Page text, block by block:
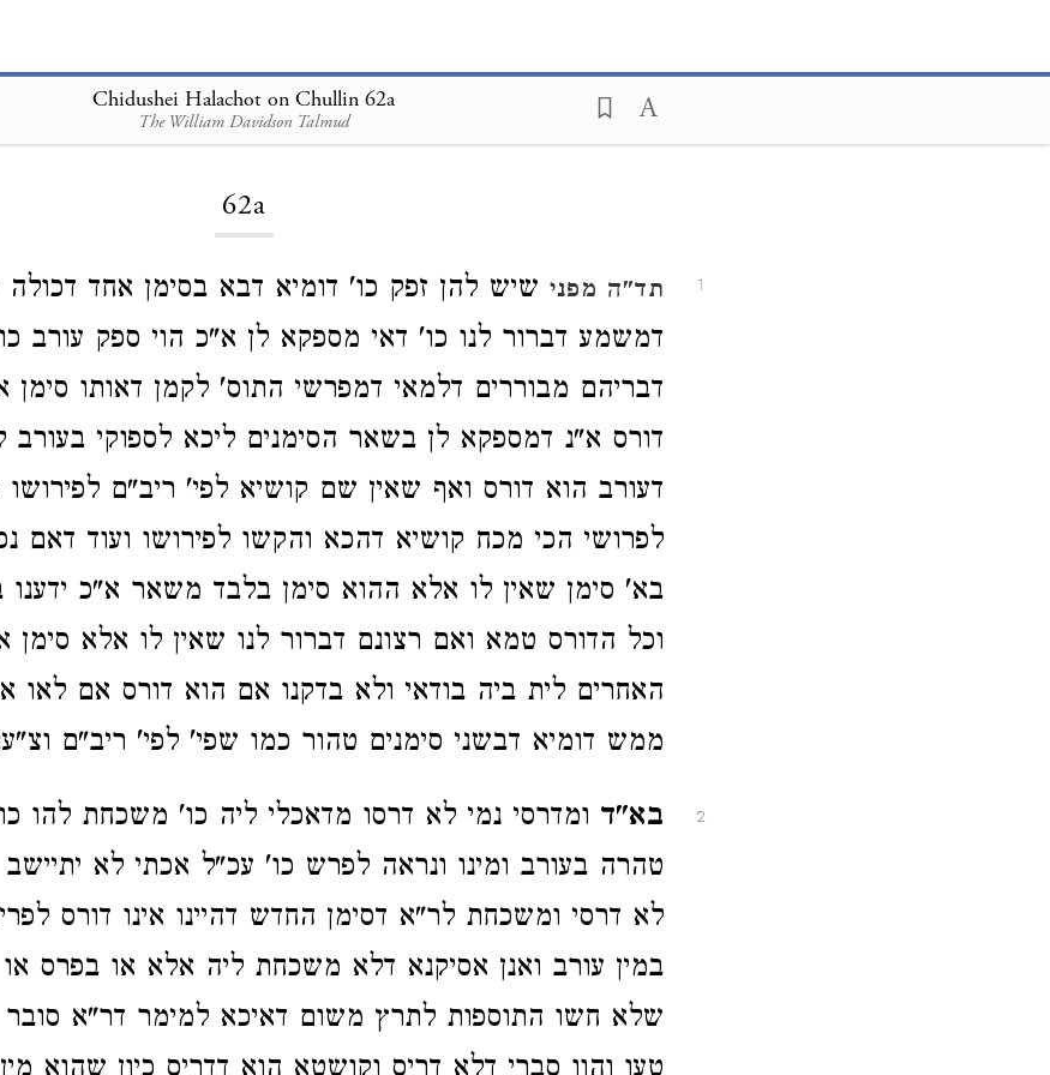
Chidushei Halachot on Chullin 62a
The William Davidson Talmud
Loading...
62a
1 תד"ה מפני שיש להן זפק כו' דומיא דבא בסימן אחד
דמשמע דברור לנו כו' דאי מספקא לן א"כ הוי ספק עורב
דבריהם מבוררים דלמאי דמפרשי התוס' לקמן דאותו סימן א'
דורס א"נ דמספקא לן בשאר הסימנים ליכא לספוקי בעורב
דעורב הוא דורס ואף שאין שם קושיא לפי' ריב"ם
לפרושי הכי מכח קושיא דהכא והקשו לפירושו ועוד דאם
בא' סימן שאין לו אלא ההוא סימן בלבד משאר א"כ ידענו
וכל הדורס טמא ואם רצונם דברור לנו שאין לו אלא סימן
האחרים לית ביה בודאי ולא בדקנו אם הוא דורס אם לאו
ממש דומיא דבשני סימנים טהור כמו שפי' לפי' ריב"ם
2 בא"ד ומדרסי נמי לא דרסו מדאכלי ליה כו' משכחת להו
טהרה בעורב ומינו ונראה לפרש כו' עכ"ל אכתי לא
לא דרסי ומשכחת לר"א דסימן החדש דהיינו אינו דורס
במין עורב ואנן אסיקנא דלא משכחת ליה אלא או בפרס
שלא חשו התוספות לתרץ משום דאיכא למימר דר"א סובר